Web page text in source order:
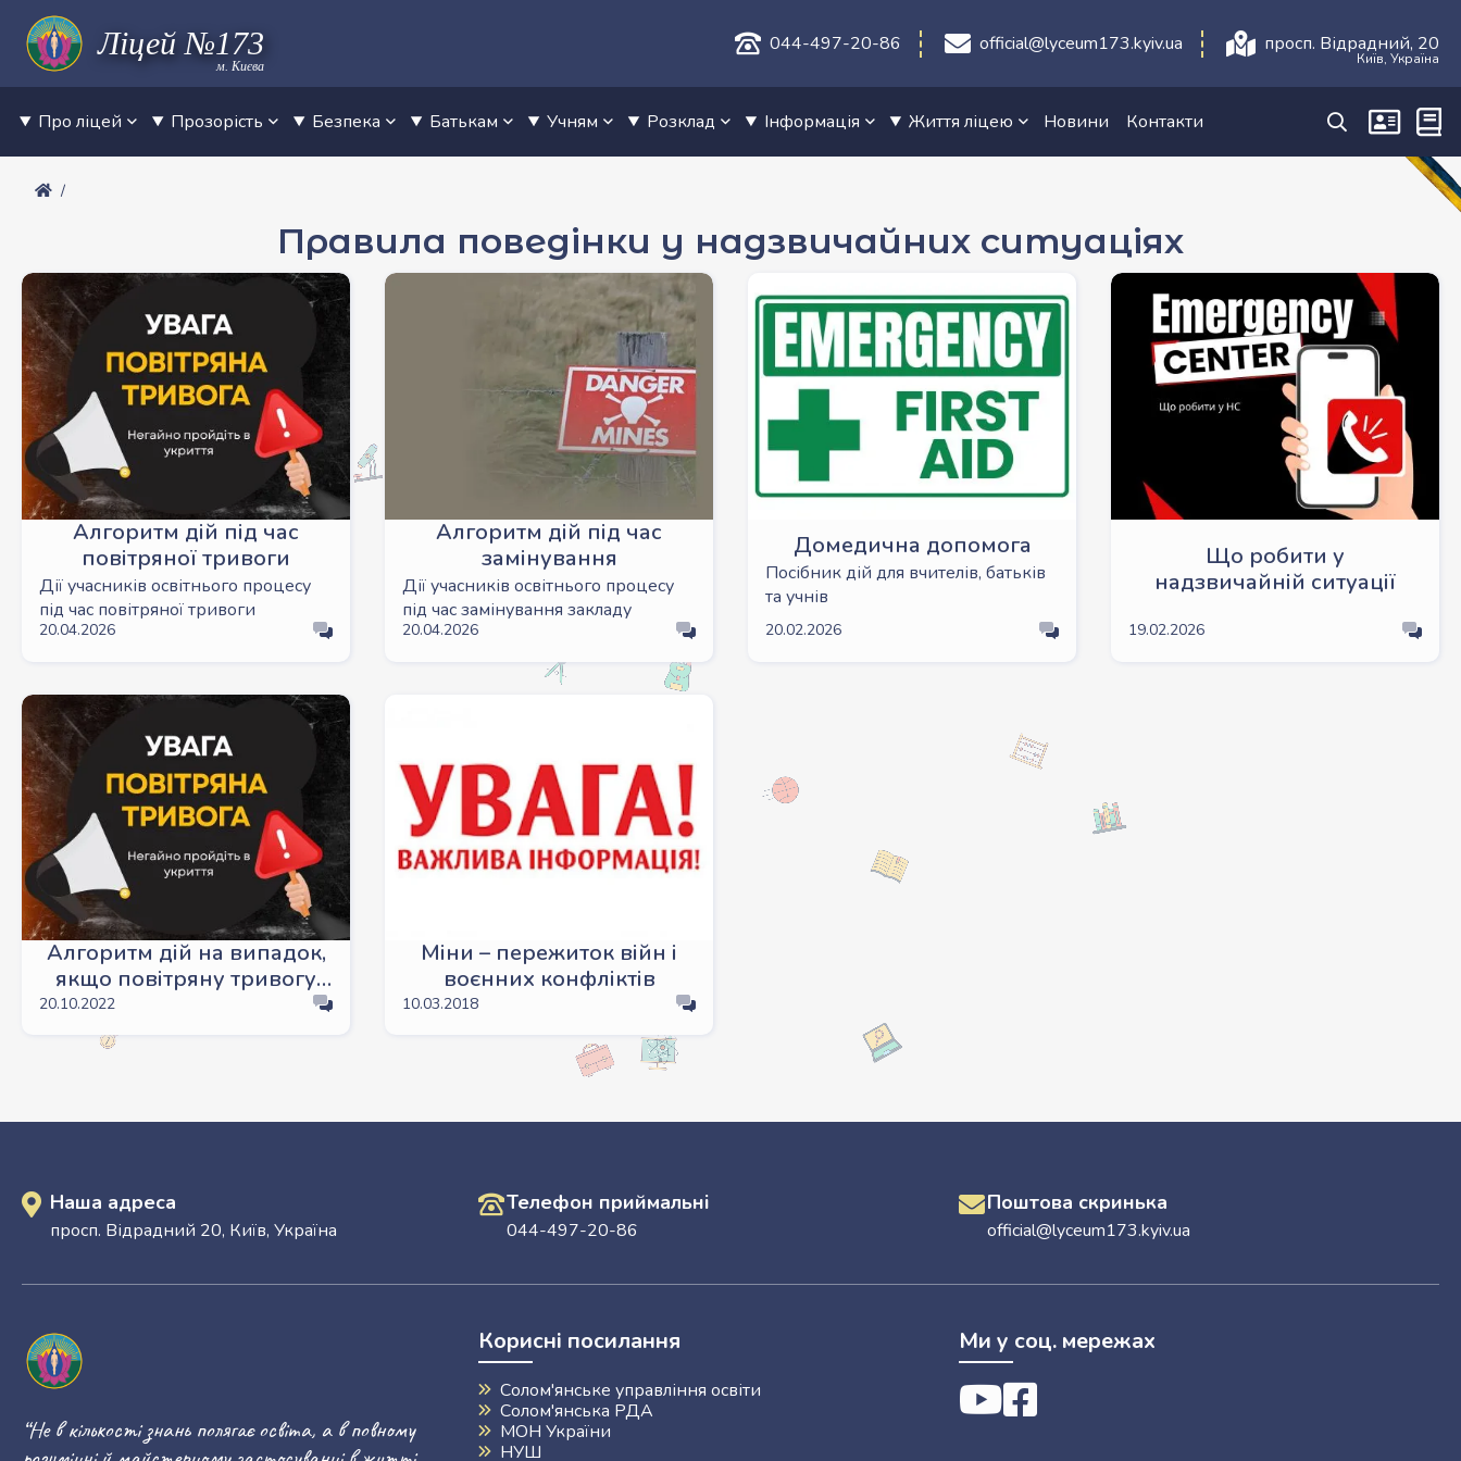
м. Києва
044-497-20-86 official@lyceum173.kyiv.ua просп. Відрадний, 20
Київ, Україна
Про ліцей Прозорість Безпека Батькам Учням Розклад Інформація Життя ліцею Новини Контакти
Правила поведінки у надзвичайних ситуаціях
Алгоритм дій під час
повітряної тривоги
Дії учасників освітнього процесу
під час повітряної тривоги
20.04.2026
Алгоритм дій під час
замінування
Дії учасників освітнього процесу
під час замінування закладу
20.04.2026
Домедична допомога
Посібник дій для вчителів, батьків
та учнів
20.02.2026
Що робити у
надзвичайній ситуації
19.02.2026
Алгоритм дій на випадок,
якщо повітряну тривогу
оголосили до початку
20.10.2022
Міни – пережиток війн і
воєнних конфліктів
10.03.2018
Наша адреса
просп. Відрадний 20, Київ, Україна
Телефон приймальні
044-497-20-86
Поштова скринька
official@lyceum173.kyiv.ua
“Не в кількості знань полягає освіта, а в повному
Корисні посилання
Солом'янське управління освіти
Солом'янська РДА
МОН України
НУШ
Ми у соц. мережах